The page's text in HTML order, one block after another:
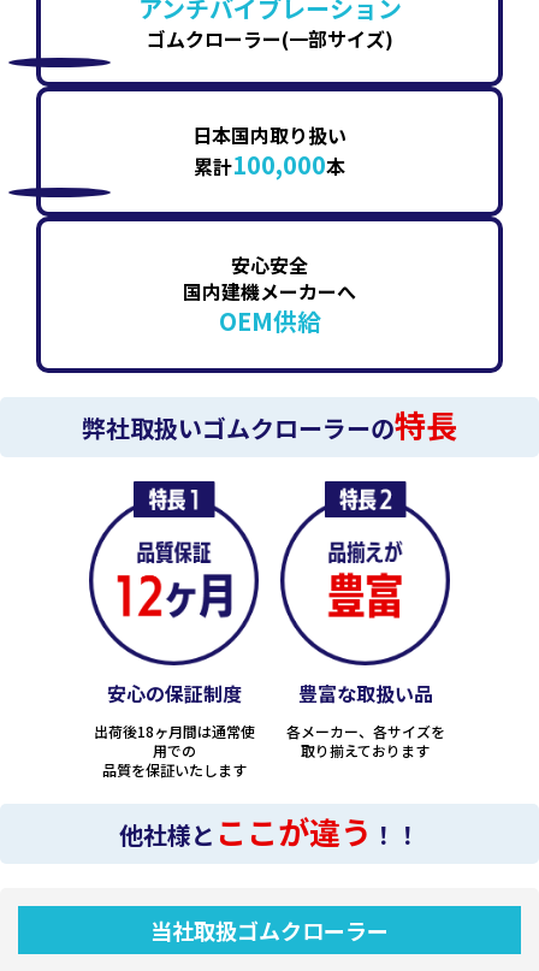
アンチバイブレーション
ゴムクローラー(一部サイズ)
日本国内取り扱い
累計100,000本
安心安全
国内建機メーカーへ
OEM供給
弊社取扱いゴムクローラーの特長
安心の保証制度
出荷後18ヶ月間は通常使
用での
品質を保証いたします
豊富な取扱い品
各メーカー、各サイズを
取り揃えております
他社様と ここが違う ！！
当社取扱ゴムクローラー